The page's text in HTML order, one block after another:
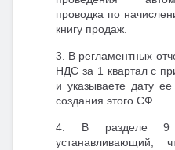
проводка по
книгу продаж.
3. В регламентных
НДС за 1 квартал с
и указываете дату
создания этого СФ.
4. В разделе 9
устанавливающий,